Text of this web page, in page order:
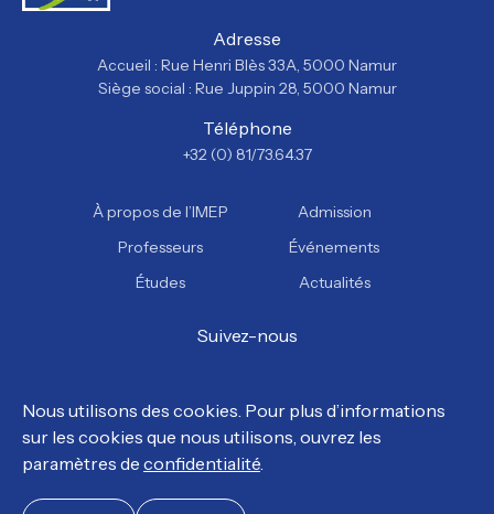
Adresse
Accueil : Rue Henri Blès 33A, 5000 Namur
Siège social : Rue Juppin 28, 5000 Namur
Téléphone
+32 (0) 81/73.64.37
À propos de l’IMEP
Professeurs
Études
Admission
Événements
Actualités
Suivez-nous
© Tous droits réservés, IMEP 2026.
Nous utilisons des cookies. Pour plus d’informations
sur les cookies que nous utilisons, ouvrez les
paramètres de confidentialité.